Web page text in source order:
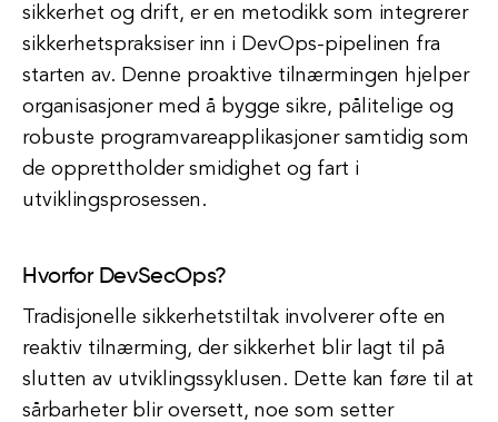
sikkerhet og drift, er en metodikk som integrerer
sikkerhetspraksiser inn i DevOps-pipelinen fra
starten av. Denne proaktive tilnærmingen hjelper
organisasjoner med å bygge sikre, pålitelige og
robuste programvareapplikasjoner samtidig som
de opprettholder smidighet og fart i
utviklingsprosessen.
Hvorfor DevSecOps?
Tradisjonelle sikkerhetstiltak involverer ofte en
reaktiv tilnærming, der sikkerhet blir lagt til på
slutten av utviklingssyklusen. Dette kan føre til at
sårbarheter blir oversett, noe som setter